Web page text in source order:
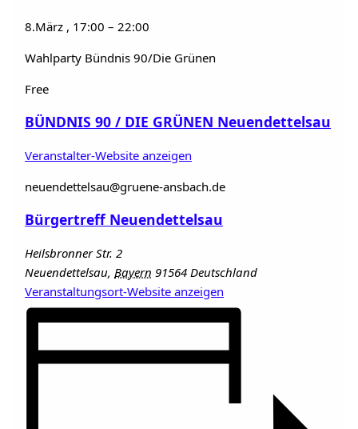
8.März , 17:00– 22:00
Wahlparty Bündnis 90/Die Grünen
Free
BÜNDNIS 90 / DIE GRÜNEN Neuendettelsau
Veranstalter-Website anzeigen
neuendettelsau@gruene-ansbach.de
Bürgertreff Neuendettelsau
Heilsbronner Str. 2
Neuendettelsau, Bayern 91564 Deutschland
Veranstaltungsort-Website anzeigen